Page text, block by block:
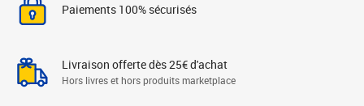
Paiements 100% sécurisés
Livraison offerte dès 25€ d'achat
Hors livres et hors produits marketplace